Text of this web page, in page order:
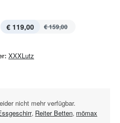
€ 119,00 € 159,00
XXXLutz
nicht mehr verfügbar.
, Reiter Betten, mömax